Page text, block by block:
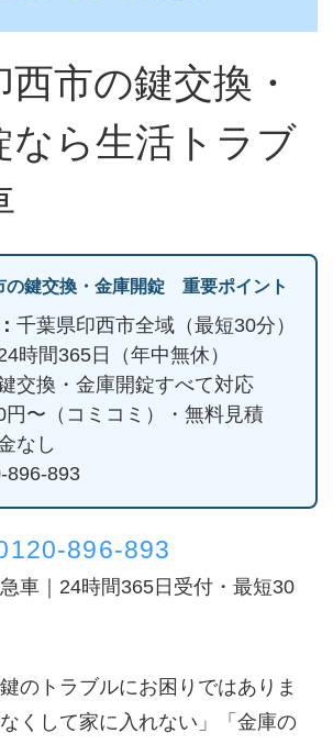
市の鍵交換・
なら生活トラブ
の鍵交換・金庫開錠 重要ポイント
千葉県印西市全域（最短30分）
時間365日（年中無休）
交換・金庫開錠すべて対応
円〜（コミコミ）・無料見積
なし
896-893
896-893
車｜24時間365日受付・最短30
のトラブルにお困りではありま
くして家に入れない」「金庫の